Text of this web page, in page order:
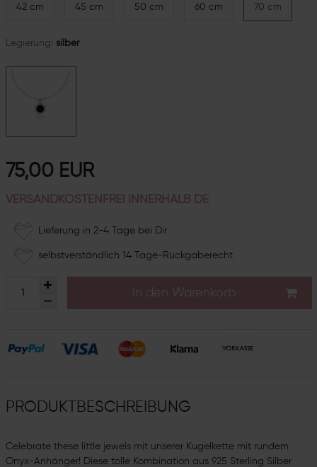
42 cm 45 cm 50 cm 60 cm 70 cm
Legierung: silber
75,00 EUR
VERSANDKOSTENFREI INNERHALB DE
Lieferung in 2-4 Tage bei Dir
selbstverständlich 14 Tage-Rückgaberecht
In den Warenkorb
PRODUKTBESCHREIBUNG
Celebrate these little jewels mit unserer Kugelkette mit rundem
Onyx-Anhänger! Diese tolle Kombination aus 925 Sterling Silber